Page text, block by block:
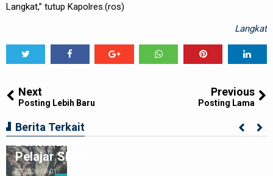
Langkat,” tutup Kapolres.(ros)
Langkat
Next
Posting Lebih Baru
Previous
Posting Lama
Berita Terkait
Ciptakan Generasi Muda Tertib
Pelajar SMP
2026-08-01